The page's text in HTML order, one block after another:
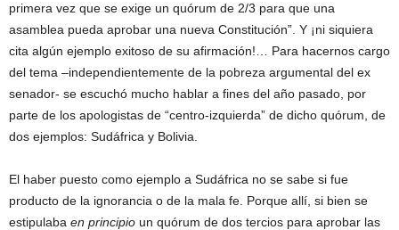
primera vez que se exige un quórum de 2/3 para que una
asamblea pueda aprobar una nueva Constitución”. Y ¡ni siquiera
cita algún ejemplo exitoso de su afirmación!… Para hacernos cargo
del tema –independientemente de la pobreza argumental del ex
senador- se escuchó mucho hablar a fines del año pasado, por
parte de los apologistas de “centro-izquierda” de dicho quórum, de
dos ejemplos: Sudáfrica y Bolivia.
El haber puesto como ejemplo a Sudáfrica no se sabe si fue
producto de la ignorancia o de la mala fe. Porque allí, si bien se
estipulaba en principio un quórum de dos tercios para aprobar las